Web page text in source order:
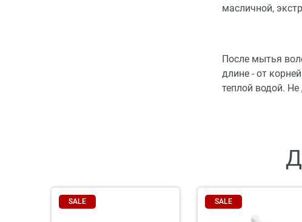
масличной,
После мытья
длине - от
теплой водой.
SALE SALE